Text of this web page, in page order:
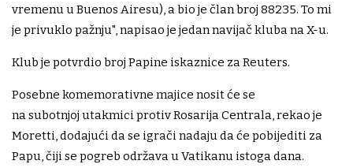
vremenu u Buenos Airesu), a bio je član broj 88235. To mi
je privuklo pažnju", napisao je jedan navijač kluba na X-u.
Klub je potvrdio broj Papine iskaznice za Reuters.
Posebne komemorativne majice nosit će se
na subotnjoj utakmici protiv Rosarija Centrala, rekao je
Moretti, dodajući da se igrači nadaju da će pobijediti za
Papu, čiji se pogreb održava u Vatikanu istoga dana.